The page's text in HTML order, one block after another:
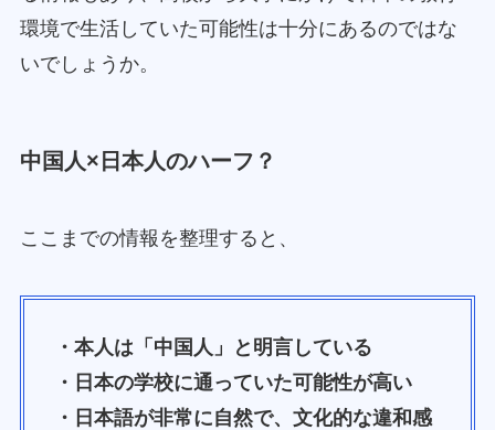
環境で生活していた可能性は十分にあるのではな
いでしょうか。
中国人×日本人のハーフ？
ここまでの情報を整理すると、
・本人は「中国人」と明言している
・日本の学校に通っていた可能性が高い
・日本語が非常に自然で、文化的な違和感